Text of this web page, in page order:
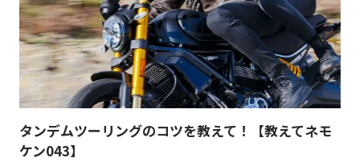
タンデムツーリングのコツを教えて！【教えてネモ
ケン043】